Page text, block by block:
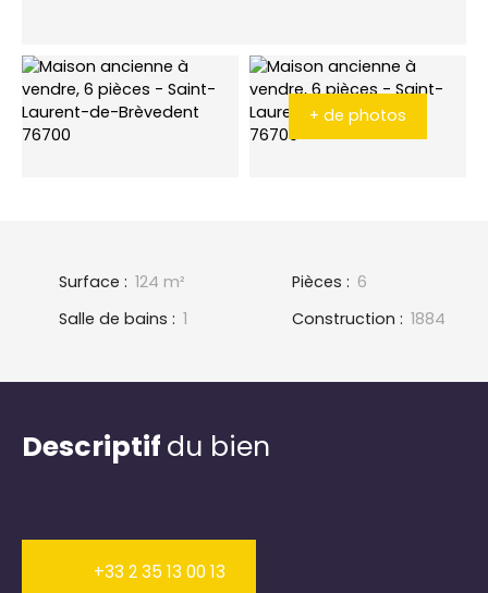
+ de photos
Surface : 124 m² Pièces : 6
Salle de bains : 1 Construction : 1884
Descriptif du bien
+33 2 35 13 00 13